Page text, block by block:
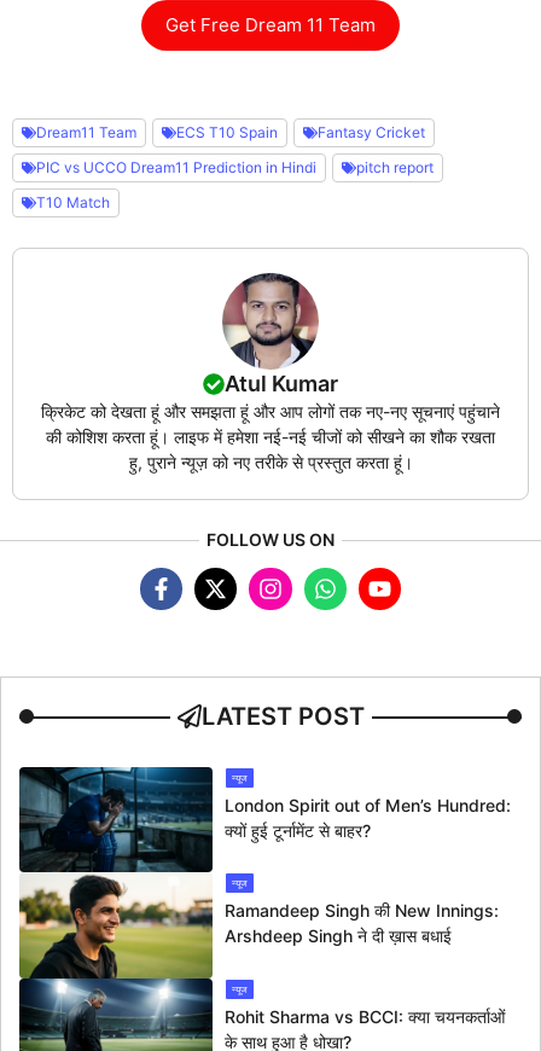
Get Free Dream 11 Team
Dream11 Team ECS T10 Spain
Fantasy Cricket
PIC vs UCCO Dream11 Prediction in Hindi
pitch report
T10 Match
Atul Kumar
क्रिकेट को देखता हूं और समझता हूं और आप लोगों तक नए-नए सूचनाएं पहुंचाने
की कोशिश करता हूं। लाइफ में हमेशा नई-नई चीजों को सीखने का शौक रखता
हु, पुराने न्यूज़ को नए तरीके से प्रस्तुत करता हूं।
FOLLOW US ON
LATEST POST
न्यूज
London Spirit out of Men’s Hundred:
क्यों हुई टूर्नामेंट से बाहर?
न्यूज
Ramandeep Singh की New Innings:
Arshdeep Singh ने दी ख़ास बधाई
न्यूज
Rohit Sharma vs BCCI: क्या चयनकर्ताओं
के साथ हुआ है धोखा?